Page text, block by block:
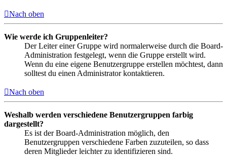
Nach oben
Wie werde ich Gruppenleiter?
Der Leiter einer Gruppe wird normalerweise durch die Board-
Administration festgelegt, wenn die Gruppe erstellt wird.
Wenn du eine eigene Benutzergruppe erstellen möchtest, dann
solltest du einen Administrator kontaktieren.
Nach oben
Weshalb werden verschiedene Benutzergruppen farbig
dargestellt?
Es ist der Board-Administration möglich, den
Benutzergruppen verschiedene Farben zuzuteilen, so dass
deren Mitglieder leichter zu identifizieren sind.